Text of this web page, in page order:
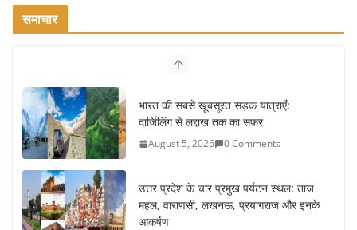
समाचार
भारत की सबसे खूबसूरत सड़क यात्राएँ:
दार्जिलिंग से लद्दाख तक का सफर
August 5, 2026 0 Comments
उत्तर प्रदेश के चार प्रमुख पर्यटन स्थल: ताज
महल, वाराणसी, लखनऊ, प्रयागराज और इनके
आकर्षण